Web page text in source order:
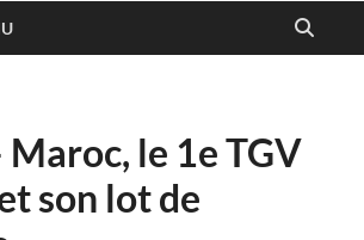
Maroc, le 1e TGV
son lot de